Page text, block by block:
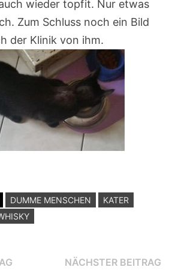
wieder topfit. Nur etwas
Zum Schluss noch ein Bild
der Klinik von ihm.
DUMME MENSCHEN
KATER
Vorheriger NÄCHSTER BEITRAG